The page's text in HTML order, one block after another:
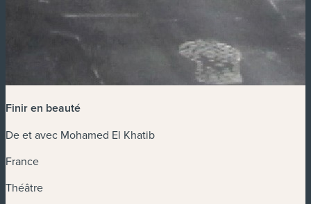
Finir en beauté
De et avec Mohamed El Khatib
France
Théâtre